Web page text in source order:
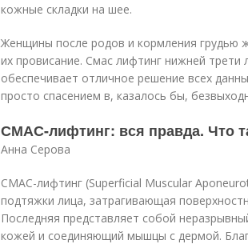
кожные складки на шее.
Женщины после родов и кормления грудью
их провисание. Смас лифтинг нижней
обеспечивает отличное решение всех
просто спасением в, казалось бы,
СМАС-лифтинг: вся правда. Что
Анна Серова
СМАС-лифтинг (Superficial Muscular
подтяжки лица, затрагивающая
Последняя представляет собой
кожей и соединяющий мышцы с дермой.